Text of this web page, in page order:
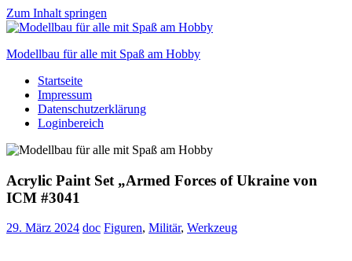
Zum Inhalt springen
Modellbau für alle mit Spaß am Hobby
Scale
modelling
to
Startseite
Impressum
Datenschutzerklärung
Loginbereich
Acrylic Paint Set „Armed Forces of Ukraine von
ICM #3041
29. März 2024 doc Figuren, Militär, Werkzeug